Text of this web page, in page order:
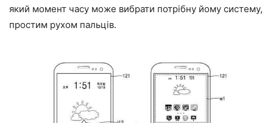
який момент часу може вибрати потрібну йому систему,
простим рухом пальців.